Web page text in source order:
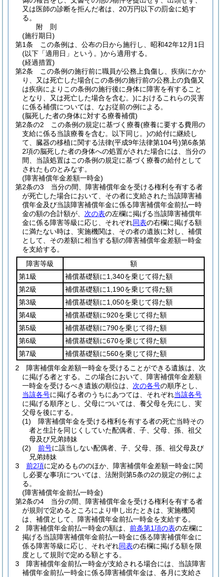
又は医師の診断を拒んだ者は、20万円以下の罰金に処す
る。
附 則
(施行期日)
第1条
この条例は、公布の日から施行し、昭和42年12月1日
(以下「適用日」という。)から適用する。
(経過措置)
第2条
この条例の施行前に職員が公務上負傷し、疾病にかか
り、又は死亡した場合(この条例の施行前の公務上の負傷又
は疾病によりこの条例の施行後に身体に障害を有すること
となり、又は死亡した場合を含む。)におけるこれらの災害
に係る補償については、なお従前の例による。
(脳死した者の身体に対する療養補償)
第2条の2
この条例の規定に基づく療養(療養に要する費用の
支給に係る当該療養を含む。以下同じ。)の給付に継続し
て、臓器の移植に関する法律(平成9年法律第104号)第6条第
2項の脳死した者の身体への処置がされた場合には、当分の
間、当該処置はこの条例の規定に基づく療養の給付として
されたものとみなす。
(障害補償年金差額一時金)
第2条の3
当分の間、障害補償年金を受ける権利を有する者
が死亡した場合において、その者に支給された当該障害補
償年金及び当該障害補償年金に係る障害補償年金前払一時
金の額の合計額が、 次の表の左欄に掲げる当該障害補償年
金に係る障害等級に応じ、それぞれ同表の右欄に掲げる額
に満たない時は、実施機関は、その者の遺族に対し、補償
として、その差額に相当する額の障害補償年金差額一時金
を支給する。
障害等級
額
第1級
補償基礎額に1,340を乗じて得た額
第2級
補償基礎額に1,190を乗じて得た額
第3級
補償基礎額に1,050を乗じて得た額
第4級
補償基礎額に920を乗じて得た額
第5級
補償基礎額に790を乗じて得た額
第6級
補償基礎額に670を乗じて得た額
第7級
補償基礎額に560を乗じて得た額
2
障害補償年金差額一時金を受けることができる遺族は、次
に掲げる者とする。
この場合において、障害補償年金差額
一時金を受けるべき遺族の順位は、 次の各号の順序とし、
当該各号に掲げる者のうちにあつては、それぞれ当該各号
に掲げる順序とし、父母については、養父母を先にし、実
父母を後にする。
(1)
障害補償年金を受ける権利を有する者の死亡当時その
者と生計を同じくしていた配偶者、子、父母、孫、祖父
母及び兄弟姉妹
(2)
前号に該当しない配偶者、子、父母、孫、祖父母及び
兄弟姉妹
3
前2項に定めるもののほか、障害補償年金差額一時金に関
し必要な事項については、法附則第5条の2の規定の例によ
る。
(障害補償年金前払一時金)
第2条の4
当分の間、障害補償年金を受ける権利を有する者
が規則で定めるところにより申し出たときは、実施機関
は、補償として、障害補償年金前払一時金を支給する。
2
障害補償年金前払一時金の額は、 前条第1項の表の左欄に
掲げる当該障害補償年金前払一時金に係る障害補償年金に
係る障害等級に応じ、それぞれ同表の右欄に掲げる額を限
度として規則で定める額とする。
3
障害補償年金前払一時金が支給される場合には、当該障害
補償年金前払一時金に係る障害補償年金は、各月に支給さ